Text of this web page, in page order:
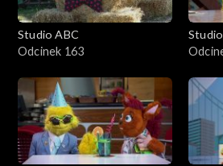
Studio ABC
Odcinek 163